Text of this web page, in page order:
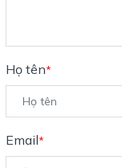
Họ tên*
Email*